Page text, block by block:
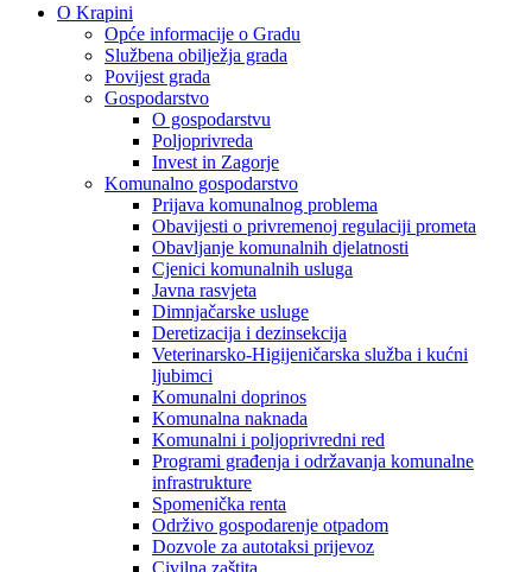
O Krapini
Opće informacije o Gradu
Službena obilježja grada
Povijest grada
Gospodarstvo
O gospodarstvu
Poljoprivreda
Invest in Zagorje
Komunalno gospodarstvo
Prijava komunalnog problema
Obavijesti o privremenoj regulaciji prometa
Obavljanje komunalnih djelatnosti
Cjenici komunalnih usluga
Javna rasvjeta
Dimnjačarske usluge
Deretizacija i dezinsekcija
Veterinarsko-Higijeničarska služba i kućni
ljubimci
Komunalni doprinos
Komunalna naknada
Komunalni i poljoprivredni red
Programi građenja i održavanja komunalne
infrastrukture
Spomenička renta
Održivo gospodarenje otpadom
Dozvole za autotaksi prijevoz
Civilna zaštita